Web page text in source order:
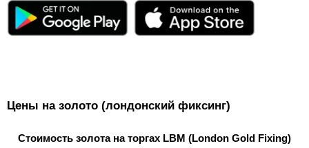
Цены на золото (лондонский фиксинг)
Стоимость золота на торгах LBM (London Gold Fixing)